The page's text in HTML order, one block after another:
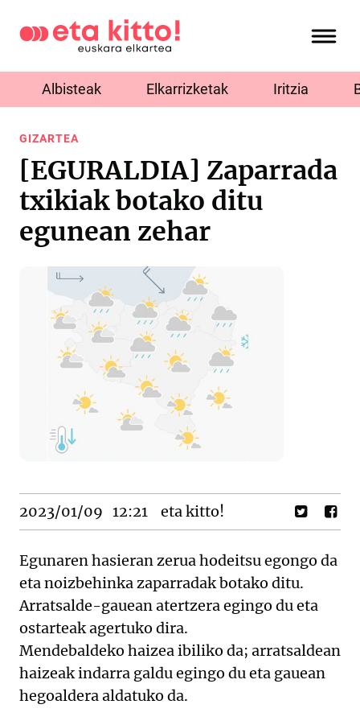
Albisteak Elkarrizketak Iritzia
GIZARTEA
[EGURALDIA] Zaparrada
txikiak botako ditu
egunean zehar
2023/01/09 12:21 eta kitto!
Egunaren hasieran zerua hodeitsu egongo da
eta noizbehinka zaparradak botako ditu.
Arratsalde-gauean atertzera egingo du eta
ostarteak agertuko dira.
Mendebaldeko haizea ibiliko da; arratsaldean
haizeak indarra galdu egingo du eta gauean
hegoaldera aldatuko da.